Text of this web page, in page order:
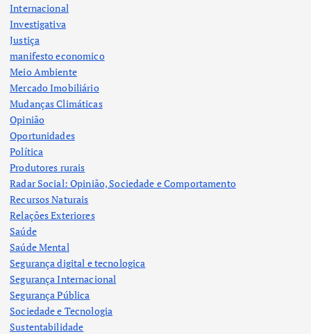
Internacional
Investigativa
Justiça
manifesto economico
Meio Ambiente
Mercado Imobiliário
Mudanças Climáticas
Opinião
Oportunidades
Política
Produtores rurais
Radar Social: Opinião, Sociedade e Comportamento
Recursos Naturais
Relações Exteriores
Saúde
Saúde Mental
Segurança digital e tecnologica
Segurança Internacional
Segurança Pública
Sociedade e Tecnologia
Sustentabilidade